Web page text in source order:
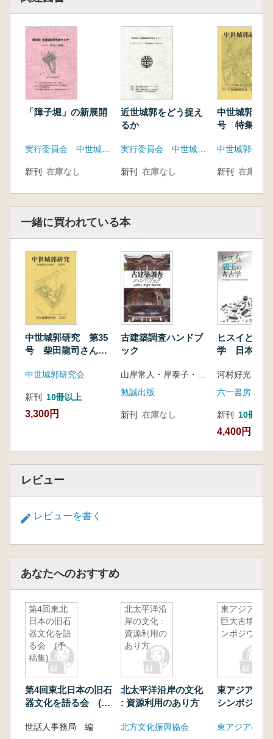
「障子堀」の新展開
実行委員会 中世城郭研究会
新刊 在庫なし
近世城郭をどう捉え
るか
実行委員会 中世城郭研究会 九州大学建築史研究室
新刊 在庫なし
中世城郭研
号 特集 馬
中世城郭研究
新刊 在庫なし
一緒に買われている本
中世城郭研究 第35
号 柴田龍司さん追
中世城郭研究会
新刊 10冊以上
3,300円
古建築調査ハンドブ
ック
勉誠出版
新刊 在庫なし
ヒスイと碧
学 日本諸島
河村好光 著
六一書房
新刊 10冊以上
4,400円
レビュー
レビューを書く
あなたへのおすすめ
第4回東北
日本の旧石
器文化を語
る会 (予
稿集)
第4回東北日本の旧石
器文化を語る会 (予
世話人事務局 編
北太平洋沿
岸の文化 :
資源利用の
あり方
北太平洋沿岸の文化
: 資源利用のあり方
北方文化振興協会
東アジアの
巨大古墳シ
ンポジウム
東アジアの
シンポジウム